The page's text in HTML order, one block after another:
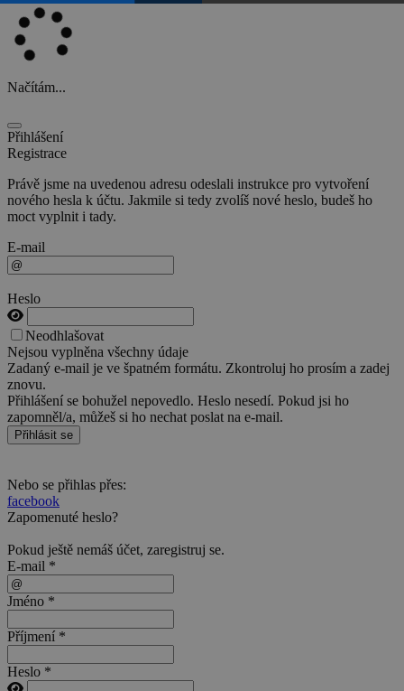
Načítám...
Přihlášení
Registrace
Právě jsme na uvedenou adresu odeslali instrukce pro vytvoření
nového hesla k účtu. Jakmile si tedy zvolíš nové heslo, budeš ho
moct vyplnit i tady.
E-mail
Heslo
Neodhlašovat
Nejsou vyplněna všechny údaje
Zadaný e-mail je ve špatném formátu. Zkontroluj ho prosím a zadej
znovu.
Přihlášení se bohužel nepovedlo. Heslo nesedí. Pokud jsi ho
zapomněl/a, můžeš si ho nechat poslat na e-mail.
Přihlásit se
Nebo se přihlas přes:
facebook
Zapomenuté heslo?
Pokud ještě nemáš účet, zaregistruj se.
E-mail *
Jméno *
Příjmení *
Heslo *